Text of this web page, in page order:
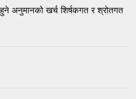
अनुमानको खर्च शिर्षकगत र श्रोतगत